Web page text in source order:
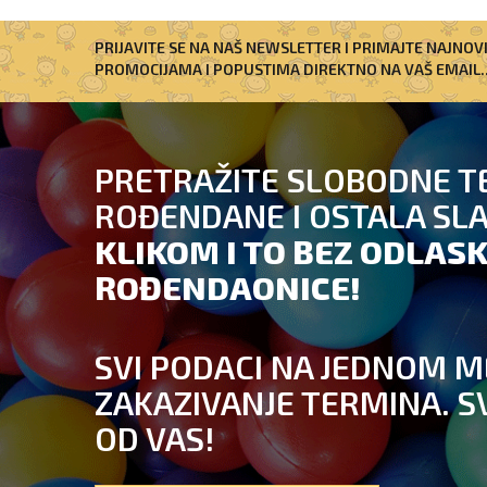
PRIJAVITE SE NA NAŠ NEWSLETTER I PRIMAJTE
PROMOCIJAMA I POPUSTIMA DIREKTNO NA VAŠ
PRETRAŽITE SLOBODNE
ROĐENDANE I OSTALA
KLIKOM I TO BEZ
ROĐENDAONICE!
SVI PODACI NA JEDNOM
ZAKAZIVANJE TERMINA.
OD VAS!